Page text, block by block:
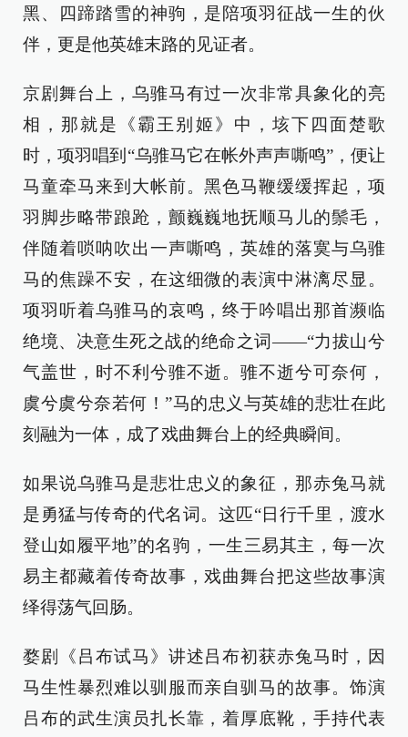
黑、四蹄踏雪的神驹，是陪项羽征战一生的伙
伴，更是他英雄末路的见证者。
京剧舞台上，乌骓马有过一次非常具象化的亮
相，那就是《霸王别姬》中，垓下四面楚歌
时，项羽唱到“乌骓马它在帐外声声嘶鸣”，便让
马童牵马来到大帐前。黑色马鞭缓缓挥起，项
羽脚步略带踉跄，颤巍巍地抚顺马儿的鬃毛，
伴随着唢呐吹出一声嘶鸣，英雄的落寞与乌骓
马的焦躁不安，在这细微的表演中淋漓尽显。
项羽听着乌骓马的哀鸣，终于吟唱出那首濒临
绝境、决意生死之战的绝命之词——“力拔山兮
气盖世，时不利兮骓不逝。骓不逝兮可奈何，
虞兮虞兮奈若何！”马的忠义与英雄的悲壮在此
刻融为一体，成了戏曲舞台上的经典瞬间。
如果说乌骓马是悲壮忠义的象征，那赤兔马就
是勇猛与传奇的代名词。这匹“日行千里，渡水
登山如履平地”的名驹，一生三易其主，每一次
易主都藏着传奇故事，戏曲舞台把这些故事演
绎得荡气回肠。
婺剧《吕布试马》讲述吕布初获赤兔马时，因
马生性暴烈难以驯服而亲自驯马的故事。饰演
吕布的武生演员扎长靠，着厚底靴，手持代表